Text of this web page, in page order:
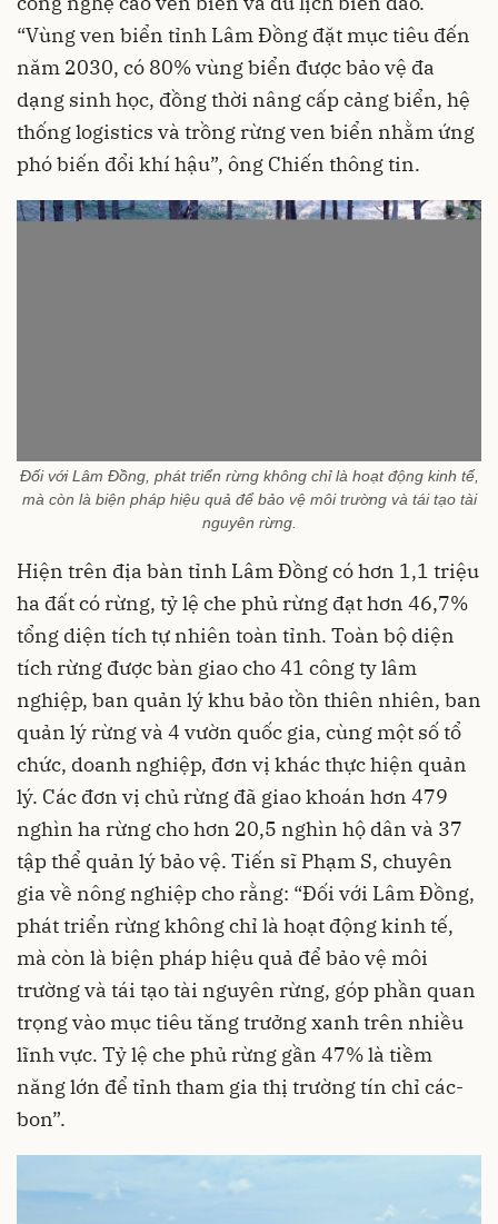
“Vùng ven biển tỉnh Lâm Đồng đặt mục tiêu đến
năm 2030, có 80% vùng biển được bảo vệ đa
dạng sinh học, đồng thời nâng cấp cảng biển, hệ
thống logistics và trồng rừng ven biển nhằm ứng
phó biến đổi khí hậu”, ông Chiến thông tin.
Đối với Lâm Đồng, phát triển rừng không chỉ là hoạt động kinh tế,
mà còn là biện pháp hiệu quả để bảo vệ môi trường và tái tạo tài
nguyên rừng.
Hiện trên địa bàn tỉnh Lâm Đồng có hơn 1,1 triệu
ha đất có rừng, tỷ lệ che phủ rừng đạt hơn 46,7%
tổng diện tích tự nhiên toàn tỉnh. Toàn bộ diện
tích rừng được bàn giao cho 41 công ty lâm
nghiệp, ban quản lý khu bảo tồn thiên nhiên, ban
quản lý rừng và 4 vườn quốc gia, cùng một số tổ
chức, doanh nghiệp, đơn vị khác thực hiện quản
lý. Các đơn vị chủ rừng đã giao khoán hơn 479
nghìn ha rừng cho hơn 20,5 nghìn hộ dân và 37
tập thể quản lý bảo vệ. Tiến sĩ Phạm S, chuyên
gia về nông nghiệp cho rằng: “Đối với Lâm Đồng,
phát triển rừng không chỉ là hoạt động kinh tế,
mà còn là biện pháp hiệu quả để bảo vệ môi
trường và tái tạo tài nguyên rừng, góp phần quan
trọng vào mục tiêu tăng trưởng xanh trên nhiều
lĩnh vực. Tỷ lệ che phủ rừng gần 47% là tiềm
năng lớn để tỉnh tham gia thị trường tín chỉ các-
bon”.